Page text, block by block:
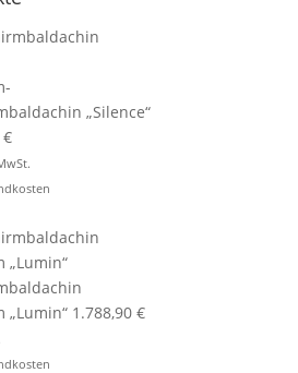
„Silence“
€
„Lumin“ 1.788,90€